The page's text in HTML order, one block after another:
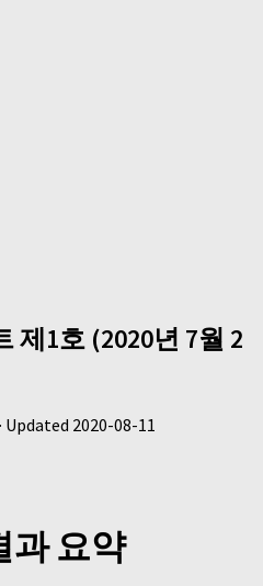
제1호 (2020년 7월 2
· Updated 2020-08-11
과 요약